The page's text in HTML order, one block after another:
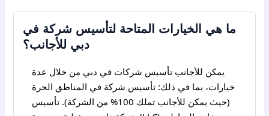
ما هي الخيارات المتاحة لتأسيس شركة في
دبي للأجانب؟
يمكن للأجانب تأسيس شركات في دبي من خلال عدة
خيارات، بما في ذلك: تأسيس شركة في المناطق الحرة
(حيث يمكن للأجانب تملك 100% من الشركة). تأسيس